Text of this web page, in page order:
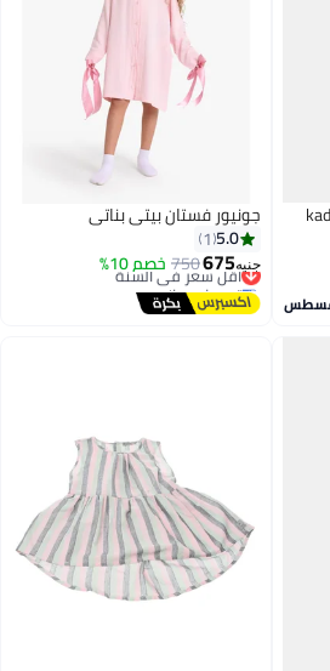
جونيور فستان بيتي بناتي
5.0
1
جنيه675
750 خصم 10%
أقل سعر في السنة
توصيل مجاني
أقل سعر في السنة